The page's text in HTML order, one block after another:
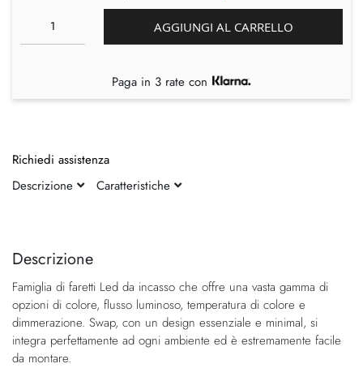
fine
galleria
di
immagini
della
di
immagini
Descrizione
Famiglia di faretti Led da incasso che offre una vasta gamma di
opzioni di colore, flusso luminoso, temperatura di colore e
dimmerazione. Swap, con un design essenziale e minimal, si
integra perfettamente ad ogni ambiente ed è estremamente facile
da montare.
AGGIUNGI AL CARRELLO
Paga in 3 rate con
Richiedi assistenza
Descrizione
Caratteristiche